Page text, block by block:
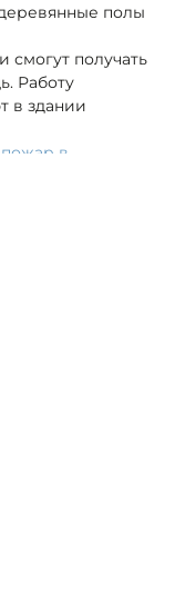
полы
получать
Работу
в здании
пожар в